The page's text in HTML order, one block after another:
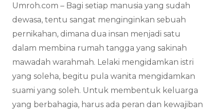
Umroh.com – Bagi setiap manusia yang sudah
dewasa, tentu sangat menginginkan sebuah
pernikahan, dimana dua insan menjadi satu
dalam membina rumah tangga yang sakinah
mawadah warahmah. Lelaki mengidamkan istri
yang soleha, begitu pula wanita mengidamkan
suami yang soleh. Untuk membentuk keluarga
yang berbahagia, harus ada peran dan kewajiban